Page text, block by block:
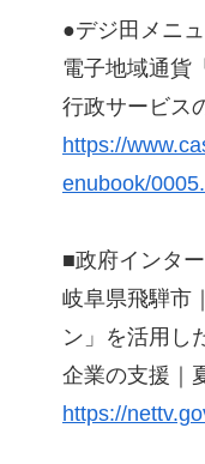
●デジ田メニ
電子地域通貨
行政サービス
https://
enubook/
■政府インタ
岐阜県飛騨市
ン」を活用し
企業の支援｜
https://